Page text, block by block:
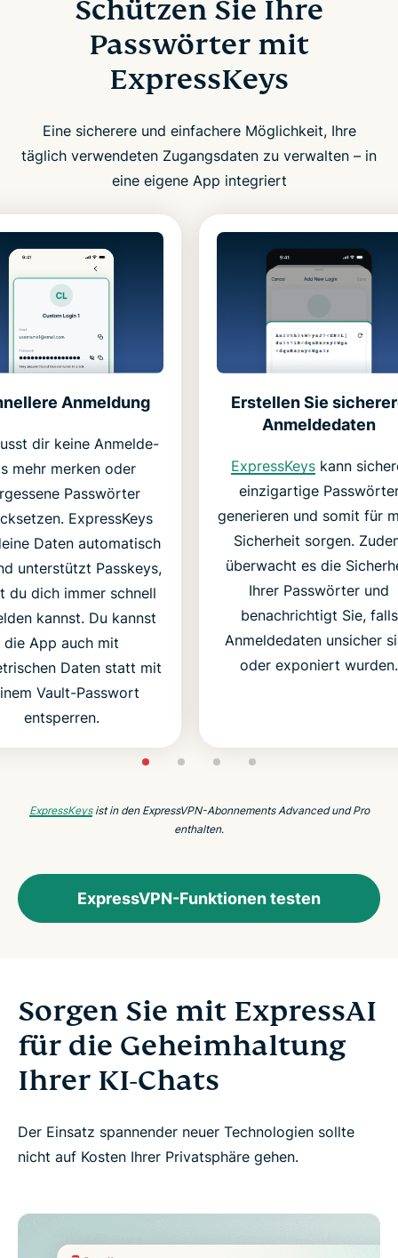
Schützen Sie Ihre
Passwörter mit
ExpressKeys
Eine sicherere und einfachere Möglichkeit, Ihre
täglich verwendeten Zugangsdaten zu verwalten – in
eine eigene App integriert
Anmeldung
dir keine Anmelde-
mehr merken oder
Passwörter
ExpressKeys
Daten automatisch
unterstützt Passkeys,
du dich immer schnell
kannst. Du kannst
die App auch mit
Daten statt mit
Vault-Passwort
entsperren.
Erstellen Sie
Anmeldedaten
ExpressKeyskann
einzigartige
generieren und somit für
Sicherheit sorgen.
überwacht es die
Ihrer Passwörter und
benachrichtigt Sie, falls
Anmeldedaten unsicher
oder exponiert wurden.
ExpressKeysist in den ExpressVPN-Abonnements Advanced und Pro
enthalten.
ExpressVPN-Funktionen testen
Sorgen Sie mit ExpressAI
für die Geheimhaltung
Ihrer KI-Chats
Der Einsatz spannender neuer Technologien sollte
nicht auf Kosten Ihrer Privatsphäre gehen.